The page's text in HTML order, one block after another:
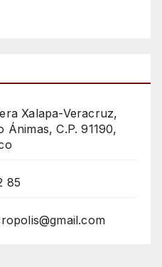
Xalapa-Veracruz,
C.P. 91190,
85